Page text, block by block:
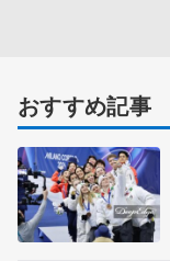
おすすめ記事